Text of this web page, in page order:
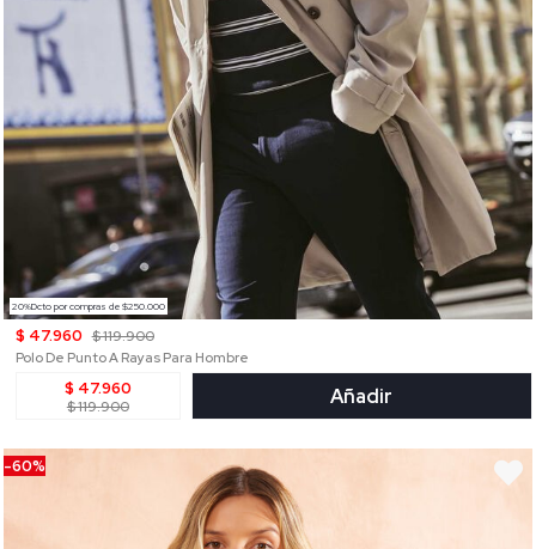
20%Dcto por compras de $250.000
$ 47.960 $ 119.900
Polo De Punto A Rayas Para Hombre
$ 47.960
$ 119.900 Añadir
-60%